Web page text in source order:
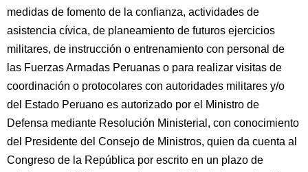
medidas de fomento de la confianza, actividades de
asistencia cívica, de planeamiento de futuros ejercicios
militares, de instrucción o entrenamiento con personal de
las Fuerzas Armadas Peruanas o para realizar visitas de
coordinación o protocolares con autoridades militares y/o
del Estado Peruano es autorizado por el Ministro de
Defensa mediante Resolución Ministerial, con conocimiento
del Presidente del Consejo de Ministros, quien da cuenta al
Congreso de la República por escrito en un plazo de